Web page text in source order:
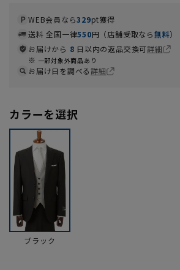
WEB会員なら329pt獲得
送料 全国一律550円（店舗受取なら無料）
お届けから 8 日以内の返品交換可詳細
一部対象外商品あり
お届け日を調べる詳細
カラーを選択
ブラック